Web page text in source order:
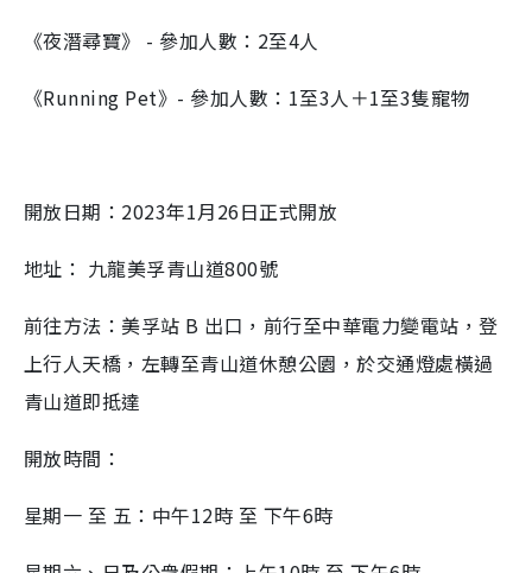
《夜潛尋寶》 - 參加人數：2至4人
《Running Pet》- 參加人數：1至3人＋1至3隻寵物
開放日期：2023年1月26日正式開放
地址： 九龍美孚青山道800號
前往方法：美孚站 B 出口，前行至中華電力變電站，登
上行人天橋，左轉至青山道休憩公園，於交通燈處橫過
青山道即抵達
開放時間：
星期一 至 五：中午12時 至 下午6時